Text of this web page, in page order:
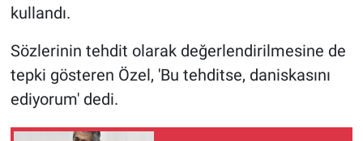
kullandı.
Sözlerinin tehdit olarak değerlendirilmesine de
tepki gösteren Özel, 'Bu tehditse, daniskasını
ediyorum' dedi.